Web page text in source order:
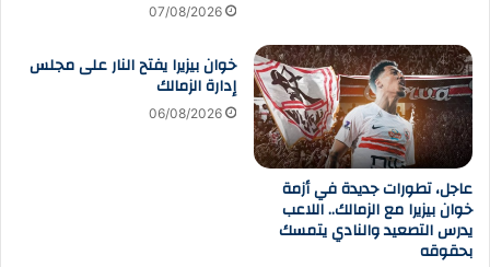
07/08/2026
عاجل، تطورات جديدة في أزمة
خوان بيزيرا مع الزمالك.. اللاعب
يدرس التصعيد والنادي يتمسك
بحقوقه
خوان بيزيرا يفتح النار على مجلس
إدارة الزمالك
06/08/2026